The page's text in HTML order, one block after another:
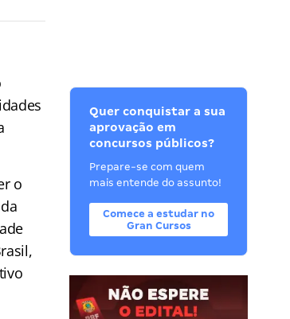
o
Quer conquistar a sua
aprovação em
concursos públicos?
Prepare-se com quem
mais entende do assunto!
Comece a estudar no
Gran Cursos